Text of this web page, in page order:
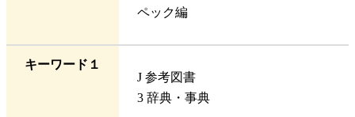
ペック編
キーワード１
J 参考図書
3 辞典・事典